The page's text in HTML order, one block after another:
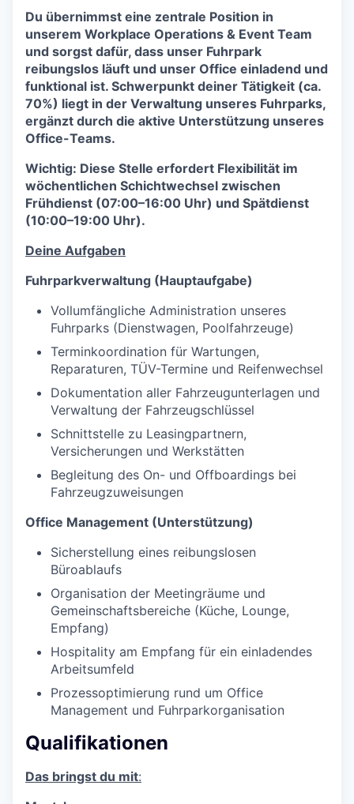
Du übernimmst eine zentrale Position in
unserem Workplace Operations & Event Team
und sorgst dafür, dass unser Fuhrpark
reibungslos läuft und unser Office einladend und
funktional ist. Schwerpunkt deiner Tätigkeit (ca.
70%) liegt in der Verwaltung unseres Fuhrparks,
ergänzt durch die aktive Unterstützung unseres
Office-Teams.
Wichtig: Diese Stelle erfordert Flexibilität im
wöchentlichen Schichtwechsel zwischen
Frühdienst (07:00–16:00 Uhr) und Spätdienst
(10:00–19:00 Uhr).
Deine Aufgaben
Fuhrparkverwaltung (Hauptaufgabe)
Vollumfängliche Administration unseres
Fuhrparks (Dienstwagen, Poolfahrzeuge)
Terminkoordination für Wartungen,
Reparaturen, TÜV-Termine und Reifenwechsel
Dokumentation aller Fahrzeugunterlagen und
Verwaltung der Fahrzeugschlüssel
Schnittstelle zu Leasingpartnern,
Versicherungen und Werkstätten
Begleitung des On- und Offboardings bei
Fahrzeugzuweisungen
Office Management (Unterstützung)
Sicherstellung eines reibungslosen
Büroablaufs
Organisation der Meetingräume und
Gemeinschaftsbereiche (Küche, Lounge,
Empfang)
Hospitality am Empfang für ein einladendes
Arbeitsumfeld
Prozessoptimierung rund um Office
Management und Fuhrparkorganisation
Qualifikationen
Das bringst du mit: